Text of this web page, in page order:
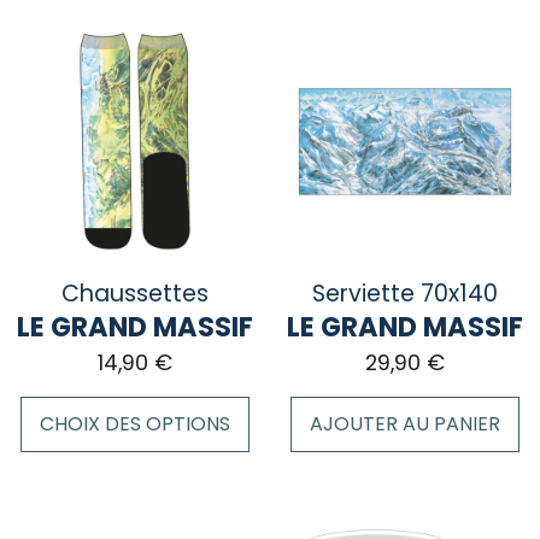
variations.
Les
options
peuvent
être
page
Chaussettes
LE GRAND MASSIF
14,90 €
CHOIX DES OPTIONS
Serviette 70x140
LE GRAND MASSIF
29,90 €
AJOUTER AU PANIER